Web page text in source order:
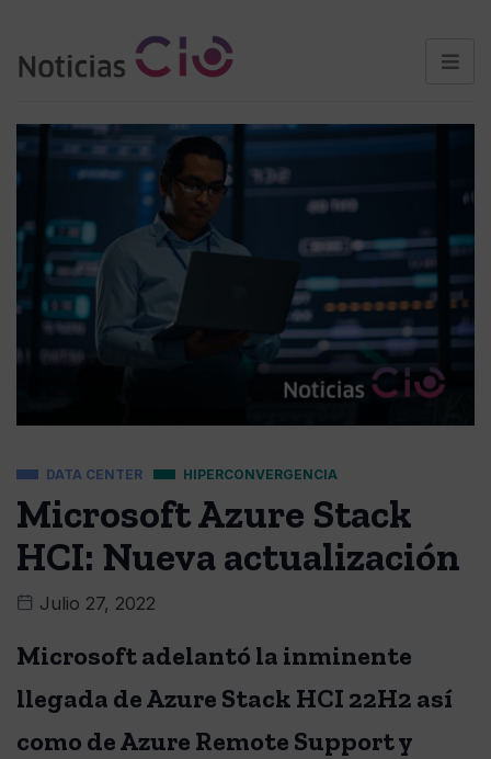
DATA CENTER HIPERCONVERGENCIA
Microsoft Azure Stack
HCI: Nueva actualización
Julio 27, 2022
Microsoft adelantó la inminente
llegada de Azure Stack HCI 22H2 así
como de Azure Remote Support y